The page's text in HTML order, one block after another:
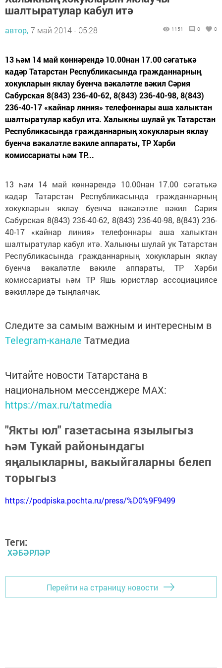
шалтыратулар кабул итә
автор, 7 май 2014 - 05:28 1151 0 0
13 һәм 14 май көннәрендә 10.00нан 17.00 сәгатькә
кадәр Татарстан Республикасында гражданнарның
хокукларын яклау буенча вәкаләтле вәкил Сәрия
Сабурская 8(843) 236-40-62, 8(843) 236-40-98, 8(843)
236-40-17 «кайнар линия» телефоннары аша халыктан
шалтыратулар кабул итә. Халыкны шулай ук Татарстан
Республикасында гражданнарның хокукларын яклау
буенча вәкаләтле вәкиле аппараты, ТР Хәрби
комиссариаты һәм ТР...
13 һәм 14 май көннәрендә 10.00нан 17.00 сәгатькә
кадәр Татарстан Республикасында гражданнарның
хокукларын яклау буенча вәкаләтле вәкил Сәрия
Сабурская 8(843) 236-40-62, 8(843) 236-40-98, 8(843) 236-
40-17 «кайнар линия» телефоннары аша халыктан
шалтыратулар кабул итә. Халыкны шулай ук Татарстан
Республикасында гражданнарның хокукларын яклау
буенча вәкаләтле вәкиле аппараты, ТР Хәрби
комиссариаты һәм ТР Яшь юристлар ассоциациясе
вәкилләре дә тыңлаячак.
Следите за самым важным и интересным в
Telegram-канале Татмедиа
Читайте новости Татарстана в
национальном мессенджере MАХ:
https://max.ru/tatmedia
"Якты юл" газетасына язылыгыз
һәм Тукай районындагы
яңалыкларны, вакыйгаларны белеп
торыгыз
https://podpiska.pochta.ru/press/%D0%9F9499
Теги:
ХӘБӘРЛӘР
Перейти на страницу новости